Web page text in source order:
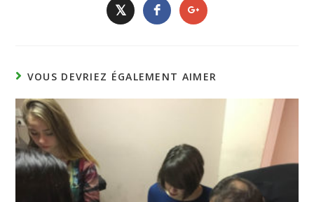
𝕏
VOUS DEVRIEZ ÉGALEMENT AIMER